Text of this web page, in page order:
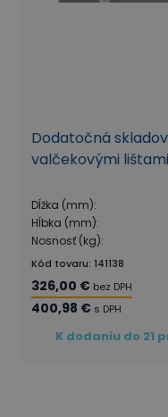
Dodatočná
valčekovými lištami
Dĺžka (mm):
Hĺbka (mm):
Nosnosť (kg):
Kód tovaru: 141138
326,00 € bez DPH
400,98 € s DPH
K dodaniu do 21